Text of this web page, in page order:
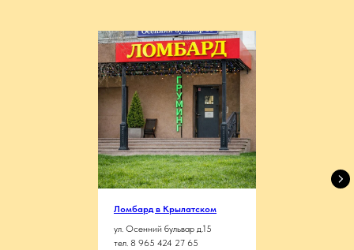
Ломбард в Крылатском
ул. Осенний бульвар д.15
тел. 8 965 424 27 65